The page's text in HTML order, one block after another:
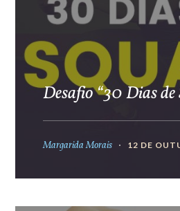
Desafio “30 Dias de
Margarida Morais 12 DE